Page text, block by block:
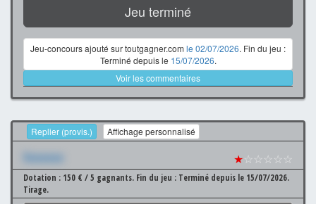
Jeu terminé
Jeu-concours ajouté sur toutgagner.com le 02/07/2026. Fin du jeu :
Terminé depuis le 15/07/2026.
Voir les commentaires
Replier (provis.) Affichage personnalisé
Xxxxxxx ★☆☆☆☆☆
Dotation : 150 € / 5 gagnants. Fin du jeu : Terminé depuis le 15/07/2026.
Tirage.